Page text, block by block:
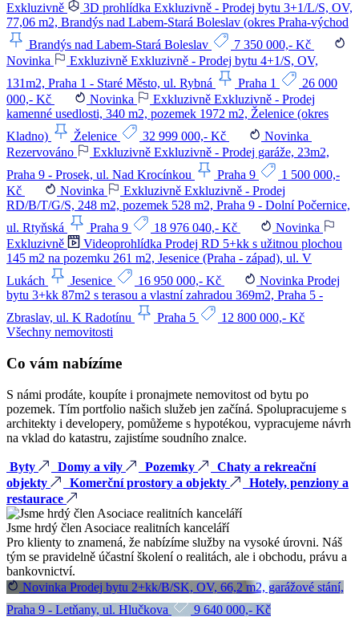
Exkluzivně
3D prohlídka Exkluzivně - Prodej bytu 3+1/L/S, OV,
77,06 m2, Brandýs nad Labem-Stará Boleslav (okres Praha-východ
Brandýs nad Labem-Stará Boleslav
7 350 000,- Kč
Novinka
Exkluzivně Exkluzivně - Prodej bytu 4+1/S, OV,
131m2, Praha 1 - Staré Město, ul. Rybná
Praha 1
26 000
000,- Kč
Novinka Exkluzivně Exkluzivně - Prodej
kamenné usedlosti, 340 m2, pozemek 1972 m2, Želenice (okres
Kladno)
Želenice 32 999 000,- Kč
Novinka
Rezervováno
Exkluzivně Exkluzivně - Prodej garáže, 23m2,
Praha 9 - Prosek, ul. Nad Krocínkou
Praha 9
1 500 000,-
Kč
Novinka Exkluzivně Exkluzivně - Prodej
RD/B/T/G/S, 248 m2, pozemek 528 m2, Praha 9 - Dolní Počernice,
ul. Rtyňská
Praha 9 18 976 040,- Kč
Novinka
Exkluzivně
Videoprohlídka Prodej RD 5+kk s užitnou plochou
145 m2 na pozemku 261 m2, Jesenice (Praha - západ), ul. V
Lukách
Jesenice 16 950 000,- Kč Novinka Prodej
bytu 3+kk 87m2 s terasou a vlastní zahradou 369m2, Praha 5 -
Zbraslav, ul. K Radotínu
Praha 5
12 800 000,- Kč
Všechny nemovitosti
Co vám nabízíme
S námi prodáte, koupíte i pronajmete nemovitost od bytu po
pozemek. Tím portfolio našich služeb jen začíná. Spolupracujeme s
architekty i developery, pomůžeme s hypotékou, vypracujeme návrh
na vklad do katastru, zajistíme soudního znalce.
Byty Domy a vily Pozemky
Chaty a rekreační
objekty
Komerční prostory a objekty
Hotely, penziony a
restaurace
Jsme hrdý člen Asociace realitních kanceláří
Pro klienty to znamená, že nabízíme služby na vysoké úrovni. Náš
tým se pravidelně účastní školení o realitách, ale i obchodu, právu a
bankovnictví.
Novinka Prodej bytu 2+kk/B/SK, OV, 66,2 m2, garážové stání,
Praha 9 - Letňany, ul. Hlučkova
9 640 000,- Kč